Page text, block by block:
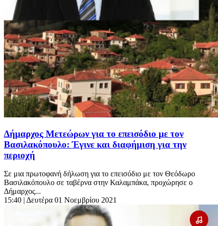
Δήμαρχος Μετεώρων για το επεισόδιο με τον
Βασιλακόπουλο: Έγινε και διαφήμιση για την
περιοχή
Σε μια πρωτοφανή δήλωση για το επεισόδιο με τον Θεόδωρο
Βασιλακόπουλο σε ταβέρνα στην Καλαμπάκα, προχώρησε ο
Δήμαρχος...
15:40 | Δευτέρα 01 Νοεμβρίου 2021